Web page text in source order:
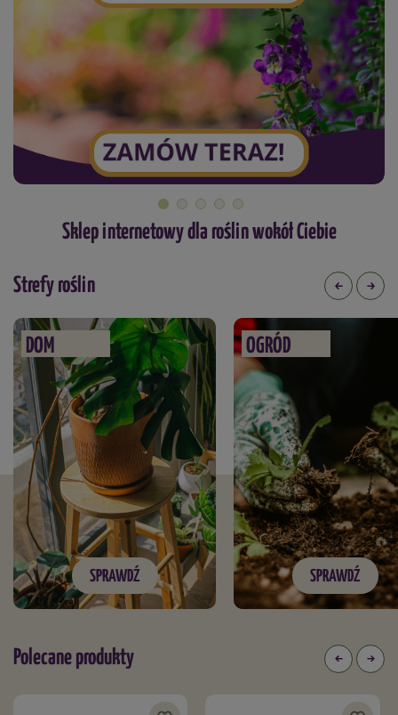
Sklep internetowy dla roślin wokół Ciebie
Strefy roślin
DOM
SPRAWDŹ
OGRÓD
SPRAWDŹ
Polecane produkty